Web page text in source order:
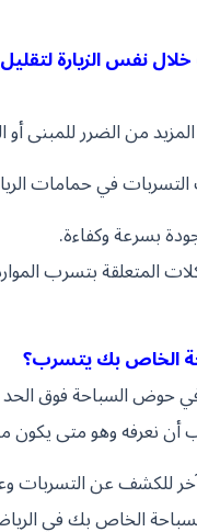
خلال نفس الزيارة
من الضرر للمبنى أو
في حمامات
بسرعة وكفاءة.
المتعلقة بتسرب
الخاص بك يتسرب؟
حوض السباحة فوق
نعرفه وهو متى يكون
للكشف عن التسربات
الخاص بك في